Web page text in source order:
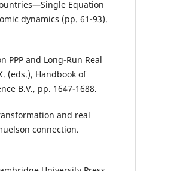
Equation
dynamics (pp. 61-93).
PPP and Long-Run Real
(eds.), Handbook of
B.V., pp. 1647-1688.
and real
connection.